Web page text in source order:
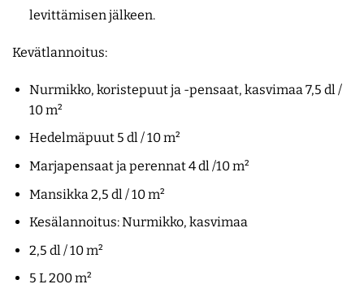
levittämisen jälkeen.
Kevätlannoitus:
Nurmikko, koristepuut ja -pensaat, kasvimaa 7,5 dl /
10 m²
Hedelmäpuut 5 dl / 10 m²
Marjapensaat ja perennat 4 dl /10 m²
Mansikka 2,5 dl / 10 m²
Kesälannoitus: Nurmikko, kasvimaa
2,5 dl / 10 m²
5 L 200 m²